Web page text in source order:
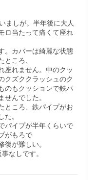
ましが。半年後に大人
ロ当たって痛くて座れ
。カバーは綺麗な状態
ところ、
座れません。中のクッ
クズククラッシュのク
のもクッションで鉄パ
せんでした。
ところ、鉄パイプがお
た。
パイプが半年くらいで
がもろで
が難しい。
なしです。